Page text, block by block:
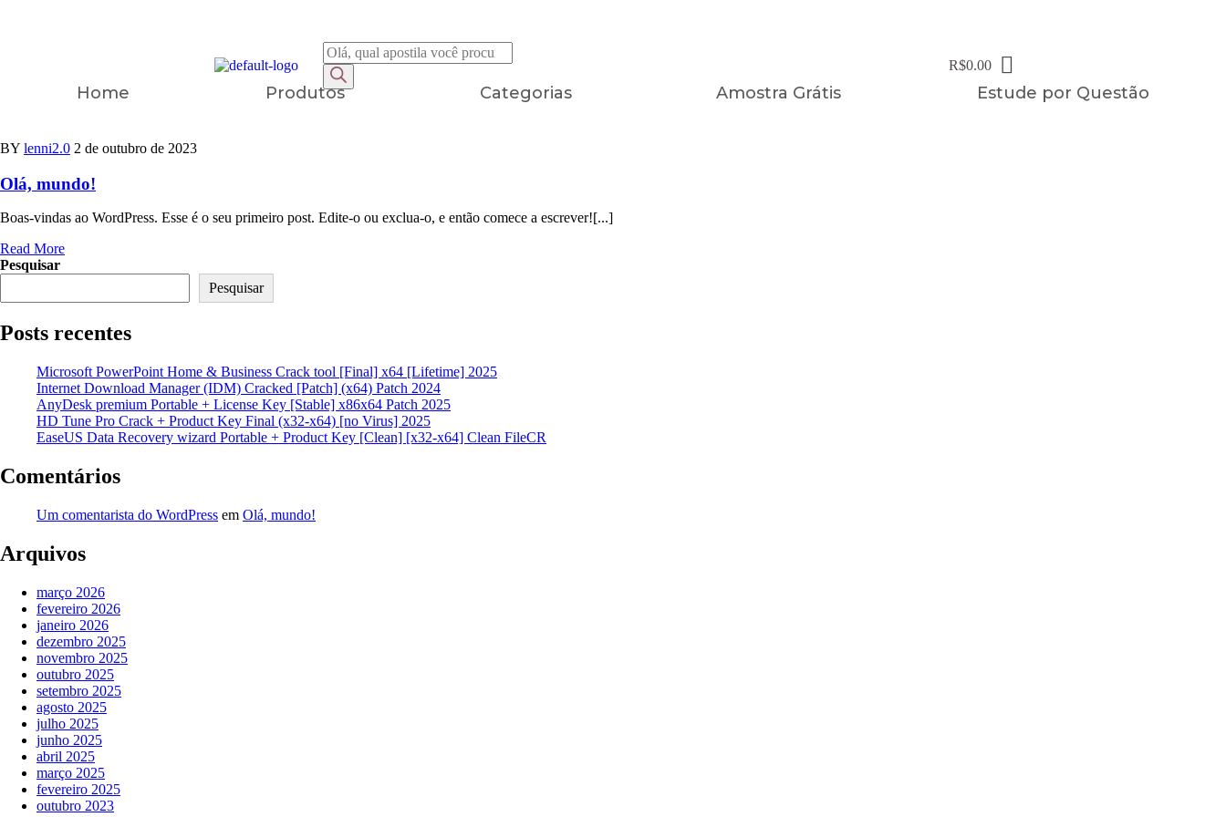
R$0.00
Home Produtos Categorias Amostra Grátis Estude por Questão
BY lenni2.0 2 de outubro de 2023
Olá, mundo!
Boas-vindas ao WordPress. Esse é o seu primeiro post. Edite-o ou exclua-o, e então comece a escrever![...]
Read More
Pesquisar
Pesquisar
Posts recentes
Microsoft PowerPoint Home & Business Crack tool [Final] x64 [Lifetime] 2025
Internet Download Manager (IDM) Cracked [Patch] (x64) Patch 2024
AnyDesk premium Portable + License Key [Stable] x86x64 Patch 2025
HD Tune Pro Crack + Product Key Final (x32-x64) [no Virus] 2025
EaseUS Data Recovery wizard Portable + Product Key [Clean] [x32-x64] Clean FileCR
Comentários
Um comentarista do WordPress em Olá, mundo!
Arquivos
março 2026
fevereiro 2026
janeiro 2026
dezembro 2025
novembro 2025
outubro 2025
setembro 2025
agosto 2025
julho 2025
junho 2025
abril 2025
março 2025
fevereiro 2025
outubro 2023